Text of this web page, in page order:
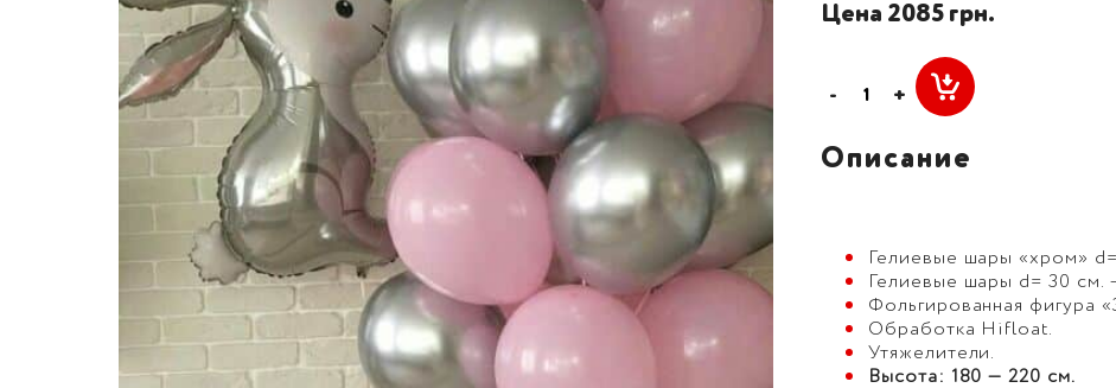
Цена 2085 грн.
- +
Описание
Гелиевые шары «хром»
Гелиевые шары d= 30 см.
Фольгированная фигура
Обработка Hifloat.
Утяжелители.
Высота: 180 — 220 см.